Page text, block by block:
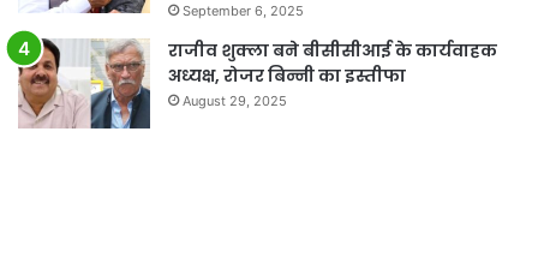
September 6, 2025
राजीव शुक्ला बने बीसीसीआई के कार्यवाहक
अध्यक्ष, रोजर बिन्नी का इस्तीफा
August 29, 2025